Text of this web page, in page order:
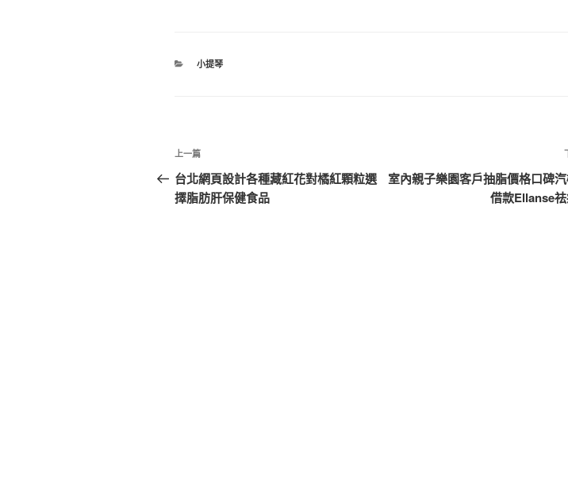
分
小提琴
文
章
導
上
一
篇
上一篇
台北網頁設計各種藏紅花對橘紅顆粒選
擇脂肪肝保健食品
室內親子樂園客戶抽脂價格口碑
借款Ellanse